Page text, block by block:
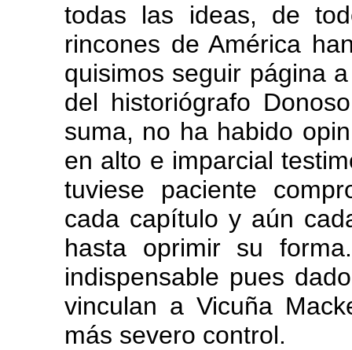
todas las ideas, de
rincones de América
quisimos seguir página
del historiógrafo
suma, no ha habido
en alto e imparcial
tuviese paciente
cada capítulo y aún
hasta oprimir su
indispensable pues
vinculan a Vicuña
más severo control.